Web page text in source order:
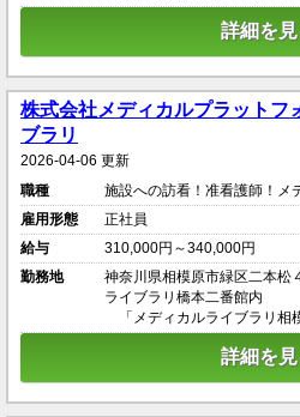
詳細を
株式会社メディカルプラット
ブラリ
2026-04-06 更新
職種
施設への訪看！准看護師！メ
雇用形態
正社員
給与
310,000円～340,000円
勤務地
神奈川県相模原市緑区二本松
ライブラリ橋本二番館内
「メディカルライブラリ相
詳細を